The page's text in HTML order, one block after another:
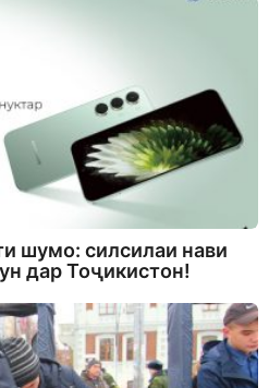
шумо: силсилаи нави
дар Тоҷикистон!